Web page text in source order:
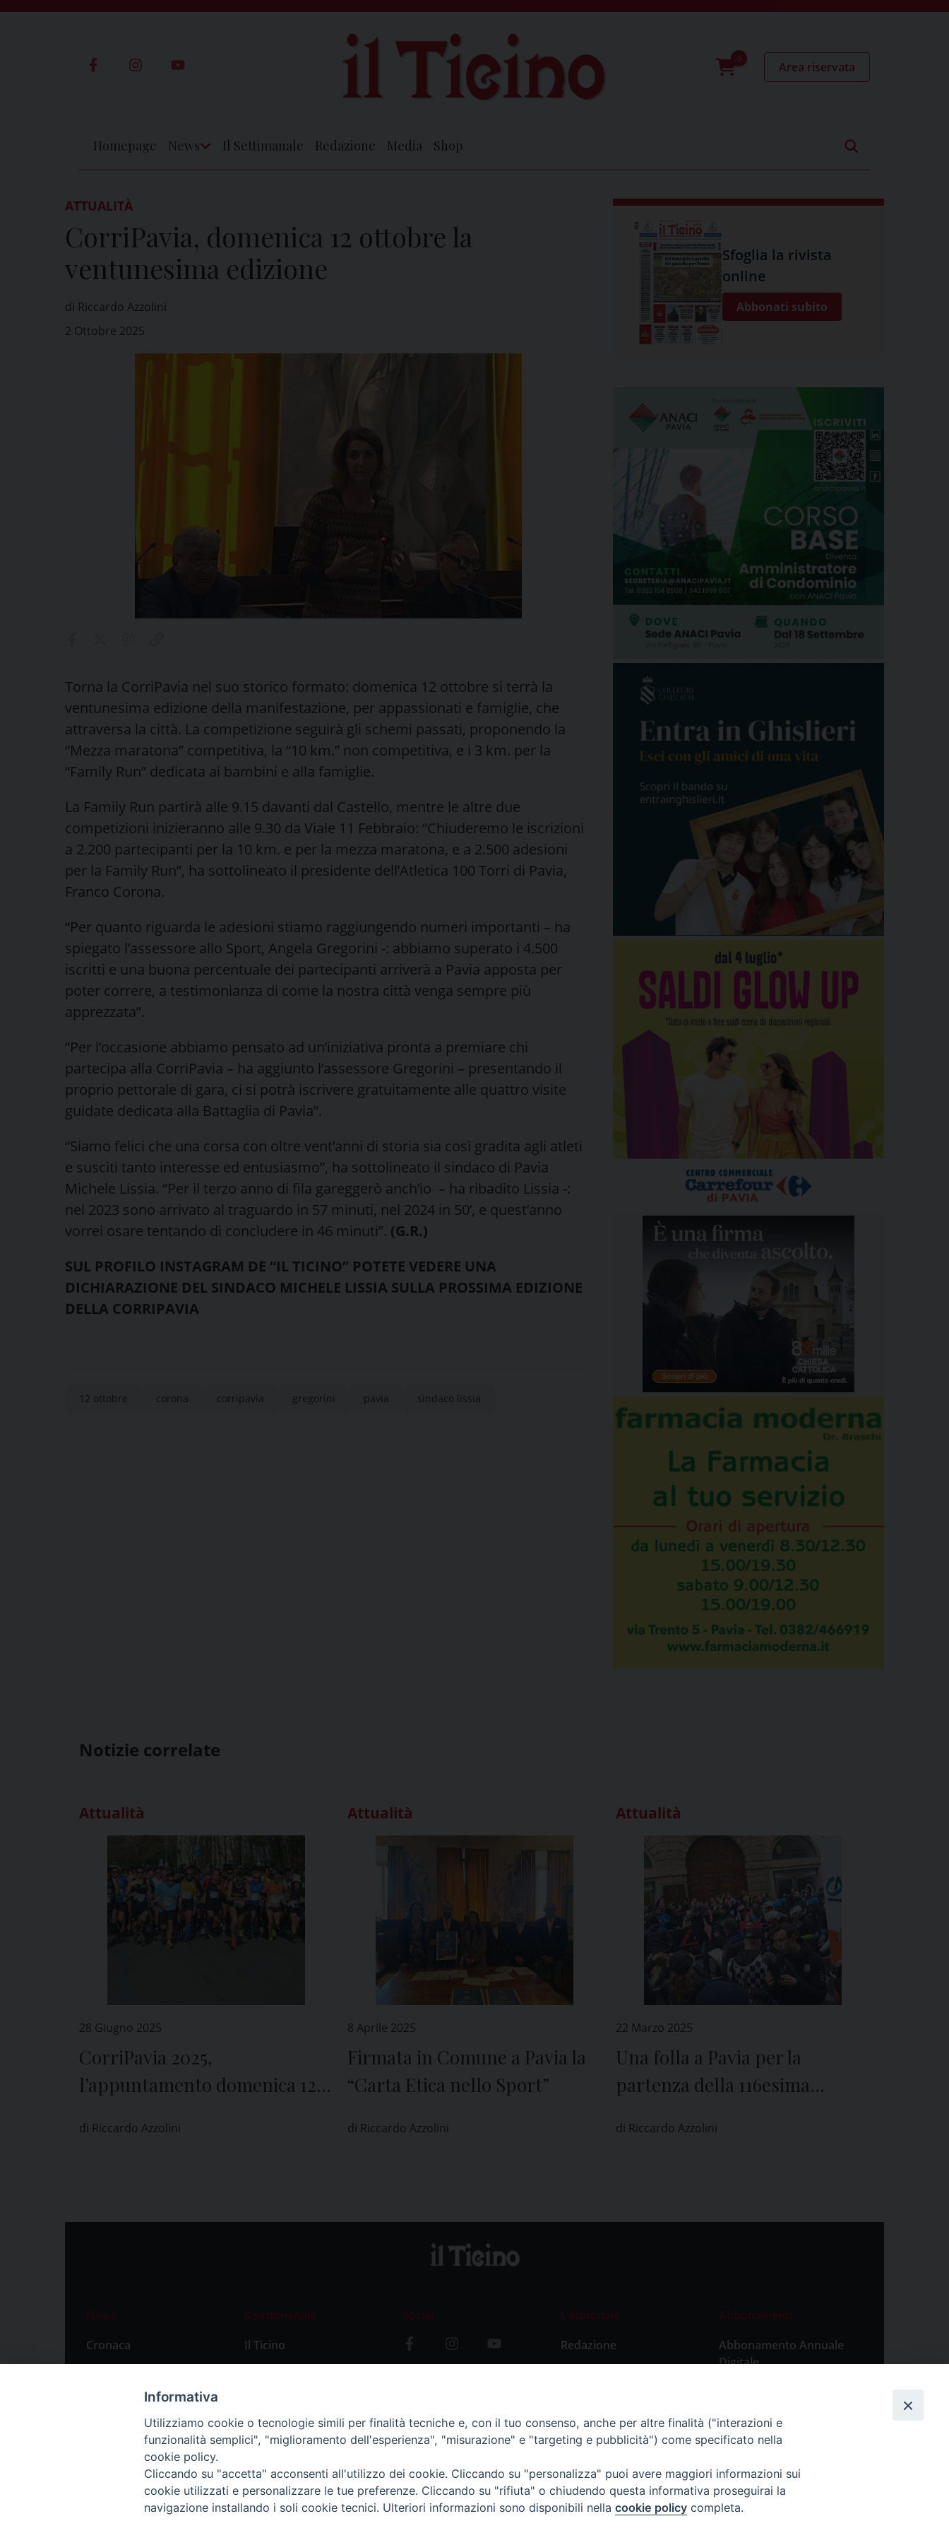
0
Area riservata
Homepage News Il Settimanale Redazione Media Shop
ATTUALITÀ
CorriPavia, domenica 12 ottobre la
ventunesima edizione
di Riccardo Azzolini
2 Ottobre 2025
Torna la CorriPavia nel suo storico formato: domenica 12 ottobre si terrà la
ventunesima edizione della manifestazione, per appassionati e famiglie, che
attraversa la città. La competizione seguirà gli schemi passati, proponendo la
“Mezza maratona” competitiva, la “10 km.” non competitiva, e i 3 km. per la
“Family Run” dedicata ai bambini e alla famiglie.
La Family Run partirà alle 9.15 davanti dal Castello, mentre le altre due
competizioni inizieranno alle 9.30 da Viale 11 Febbraio: “Chiuderemo le iscrizioni
a 2.200 partecipanti per la 10 km. e per la mezza maratona, e a 2.500 adesioni
per la Family Run”, ha sottolineato il presidente dell’Atletica 100 Torri di Pavia,
Franco Corona.
“Per quanto riguarda le adesioni stiamo raggiungendo numeri importanti – ha
spiegato l’assessore allo Sport, Angela Gregorini -: abbiamo superato i 4.500
iscritti e una buona percentuale dei partecipanti arriverà a Pavia apposta per
poter correre, a testimonianza di come la nostra città venga sempre più
apprezzata”.
“Per l’occasione abbiamo pensato ad un’iniziativa pronta a premiare chi
partecipa alla CorriPavia – ha aggiunto l’assessore Gregorini – presentando il
proprio pettorale di gara, ci si potrà iscrivere gratuitamente alle quattro visite
guidate dedicata alla Battaglia di Pavia”.
“Siamo felici che una corsa con oltre vent’anni di storia sia così gradita agli atleti
e susciti tanto interesse ed entusiasmo”, ha sottolineato il sindaco di Pavia
Michele Lissia. “Per il terzo anno di fila gareggerò anch’io – ha ribadito Lissia -:
nel 2023 sono arrivato al traguardo in 57 minuti, nel 2024 in 50’, e quest’anno
vorrei osare tentando di concludere in 46 minuti”. (G.R.)
SUL PROFILO INSTAGRAM DE “IL TICINO” POTETE VEDERE UNA
DICHIARAZIONE DEL SINDACO MICHELE LISSIA SULLA PROSSIMA EDIZIONE
DELLA CORRIPAVIA
12 ottobre corona corripavia gregorini pavia sindaco lissia
Sfoglia la rivista
online
Abbonati subito
Notizie correlate
Attualità
28 Giugno 2025
CorriPavia 2025,
l’appuntamento domenica 12
di Riccardo Azzolini
Attualità
8 Aprile 2025
Firmata in Comune a Pavia la
“Carta Etica nello Sport”
di Riccardo Azzolini
Attualità
22 Marzo 2025
Una folla a Pavia per la
partenza della 116esima
di Riccardo Azzolini
News
Cronaca
Attualità
Primo Piano
Il settimanale
Il Ticino
Abbonamenti
Social
L’editoriale
Redazione
Storia
Abbonamenti
Abbonamento Annuale
Digitale
Abbonamento Singola
Copia Digitale
Informativa
Utilizziamo cookie o tecnologie simili per finalità tecniche e, con il tuo consenso, anche per altre finalità ("interazioni e
funzionalità semplici", "miglioramento dell'esperienza", "misurazione" e "targeting e pubblicità") come specificato nella
cookie policy.
Cliccando su "accetta" acconsenti all'utilizzo dei cookie. Cliccando su "personalizza" puoi avere maggiori informazioni sui
cookie utilizzati e personalizzare le tue preferenze. Cliccando su "rifiuta" o chiudendo questa informativa proseguirai la
navigazione installando i soli cookie tecnici. Ulteriori informazioni sono disponibili nella cookie policy completa.